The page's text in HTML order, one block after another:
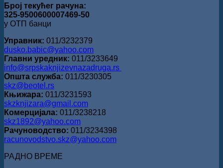
Број текућег рачуна:
325-9500600007469-50
у ОТП банци
Управник: 011/3232379
dusko.babic@yahoo.com
Главни уредник: 011/3233649
info@srpskaknjizevnazadruga.rs
Општа служба: 011/3230305
skz@beotel.rs
Књижара: 011/3231593
skzknjizara@gmail.com
Комерцијала: 011/3238218
skz1892@yahoo.com
Рачуноводство: 011/3234398
racunovodstvo.skz@yahoo.com
РАДНО ВРЕМЕ